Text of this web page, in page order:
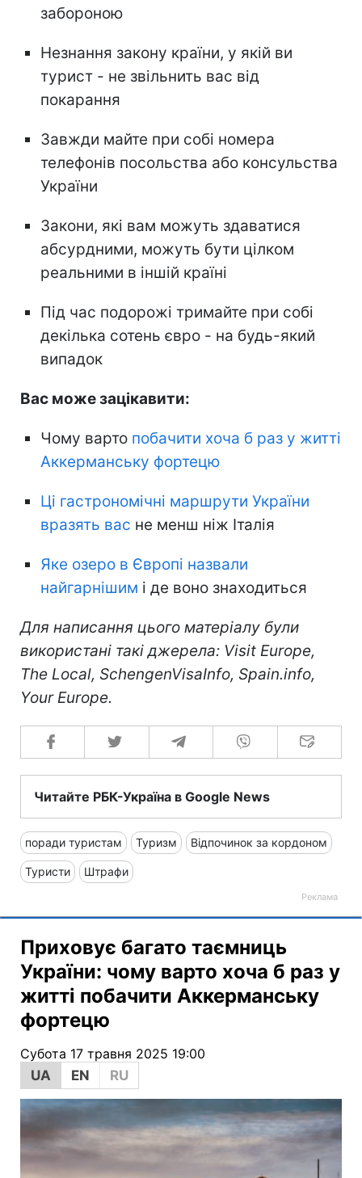
забороною
Незнання закону країни, у якій ви
турист - не звільнить вас від
покарання
Завжди майте при собі номера
телефонів посольства або консульства
України
Закони, які вам можуть здаватися
абсурдними, можуть бути цілком
реальними в іншій країні
Під час подорожі тримайте при собі
декілька сотень євро - на будь-який
випадок
Вас може зацікавити:
Чому варто побачити хоча б раз у житті
Аккерманську фортецю
Ці гастрономічні маршрути України
вразять вас не менш ніж Італія
Яке озеро в Європі назвали
найгарнішим і де воно знаходиться
Для написання цього матеріалу були
використані такі джерела: Visit Europe,
The Local, SchengenVisaInfo, Spain.info,
Your Europe.
Читайте РБК-Україна в Google News
поради туристам Туризм Відпочинок за кордоном
Туристи Штрафи
Приховує багато таємниць
України: чому варто хоча б раз у
житті побачити Аккерманську
фортецю
Субота 17 травня 2025 19:00
UA
EN RU